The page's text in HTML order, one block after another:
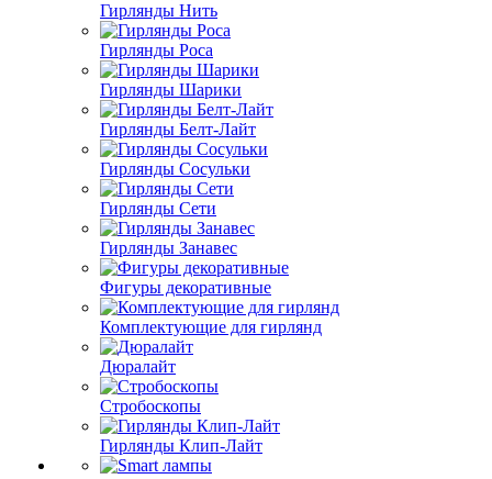
Гирлянды Нить
Гирлянды Роса
Гирлянды Шарики
Гирлянды Белт-Лайт
Гирлянды Сосульки
Гирлянды Сети
Гирлянды Занавес
Фигуры декоративные
Комплектующие для гирлянд
Дюралайт
Стробоскопы
Гирлянды Клип-Лайт